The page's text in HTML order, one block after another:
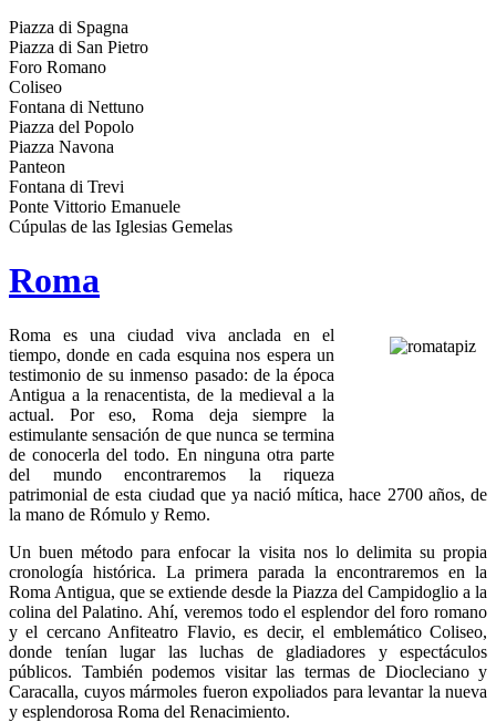
Piazza di Spagna
Piazza di San Pietro
Foro Romano
Coliseo
Fontana di Nettuno
Piazza del Popolo
Piazza Navona
Panteon
Fontana di Trevi
Ponte Vittorio Emanuele
Cúpulas de las Iglesias Gemelas
Roma
Roma es una ciudad viva anclada en el
tiempo, donde en cada esquina nos espera un
testimonio de su inmenso pasado: de la época
Antigua a la renacentista, de la medieval a la
actual. Por eso, Roma deja siempre la
estimulante sensación de que nunca se termina
de conocerla del todo. En ninguna otra parte
del mundo encontraremos la riqueza
patrimonial de esta ciudad que ya nació mítica, hace 2700 años, de
la mano de Rómulo y Remo.
Un buen método para enfocar la visita nos lo delimita su propia
cronología histórica. La primera parada la encontraremos en la
Roma Antigua, que se extiende desde la Piazza del Campidoglio a la
colina del Palatino. Ahí, veremos todo el esplendor del foro romano
y el cercano Anfiteatro Flavio, es decir, el emblemático Coliseo,
donde tenían lugar las luchas de gladiadores y espectáculos
públicos. También podemos visitar las termas de Diocleciano y
Caracalla, cuyos mármoles fueron expoliados para levantar la nueva
y esplendorosa Roma del Renacimiento.